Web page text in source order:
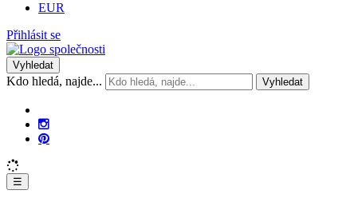
EUR
Přihlásit se
Vyhledat
Kdo hledá, najde... Vyhledat
☰